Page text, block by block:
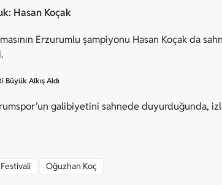
Hasan Koçak
Erzurumlu şampiyonu Hasan Koçak da
Büyük Alkış Aldı
galibiyetini sahnede duyurduğunda,
Oğuzhan Koç